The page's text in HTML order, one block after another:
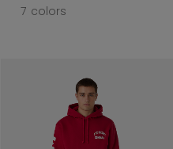
7 colors